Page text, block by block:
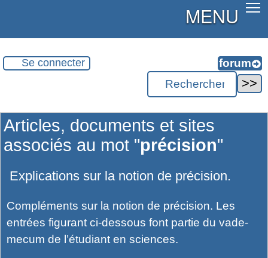
MENU
Se connecter
Articles, documents et sites
associés au mot "précision"
Explications sur la notion de précision.
Compléments sur la notion de précision. Les
entrées figurant ci-dessous font partie du vade-
mecum de l’étudiant en sciences.